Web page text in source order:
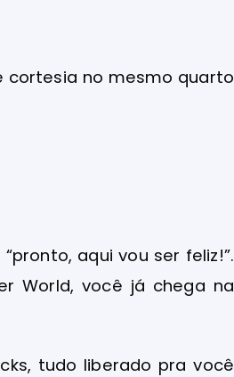
cortesia no mesmo quarto
aqui vou ser feliz!”.
World, você já chega na
tudo liberado pra você